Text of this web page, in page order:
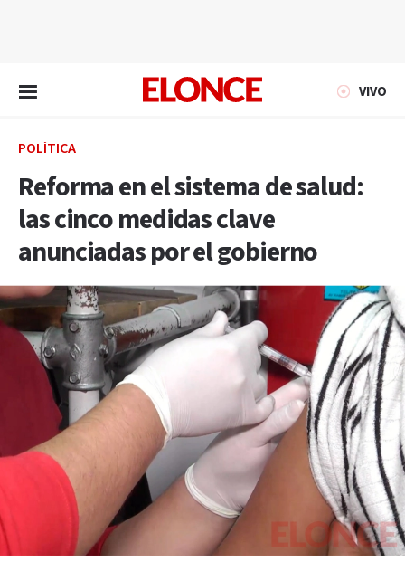
VIVO
POLÍTICA
Reforma en el sistema de salud:
las cinco medidas clave
anunciadas por el gobierno